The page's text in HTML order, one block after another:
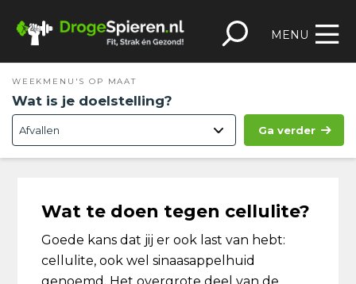
naar
naar
inhoud
naar
sidebar
footer
MENU
WEEKMENU'S OP MAAT
Wat is je doelstelling?
Ga verder
Wat te doen tegen cellulite?
Goede kans dat jij er ook last van hebt:
cellulite, ook wel sinaasappelhuid